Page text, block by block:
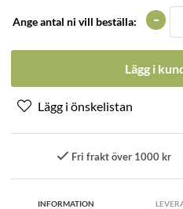
Ange antal ni vill beställa: -
Lägg i
Fri frakt över 1000 kr
INFORMATION